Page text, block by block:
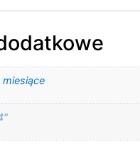
miesiące